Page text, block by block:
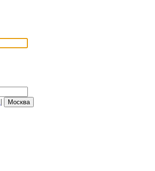
| Москва